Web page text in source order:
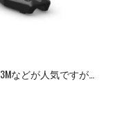
などが人気ですが…